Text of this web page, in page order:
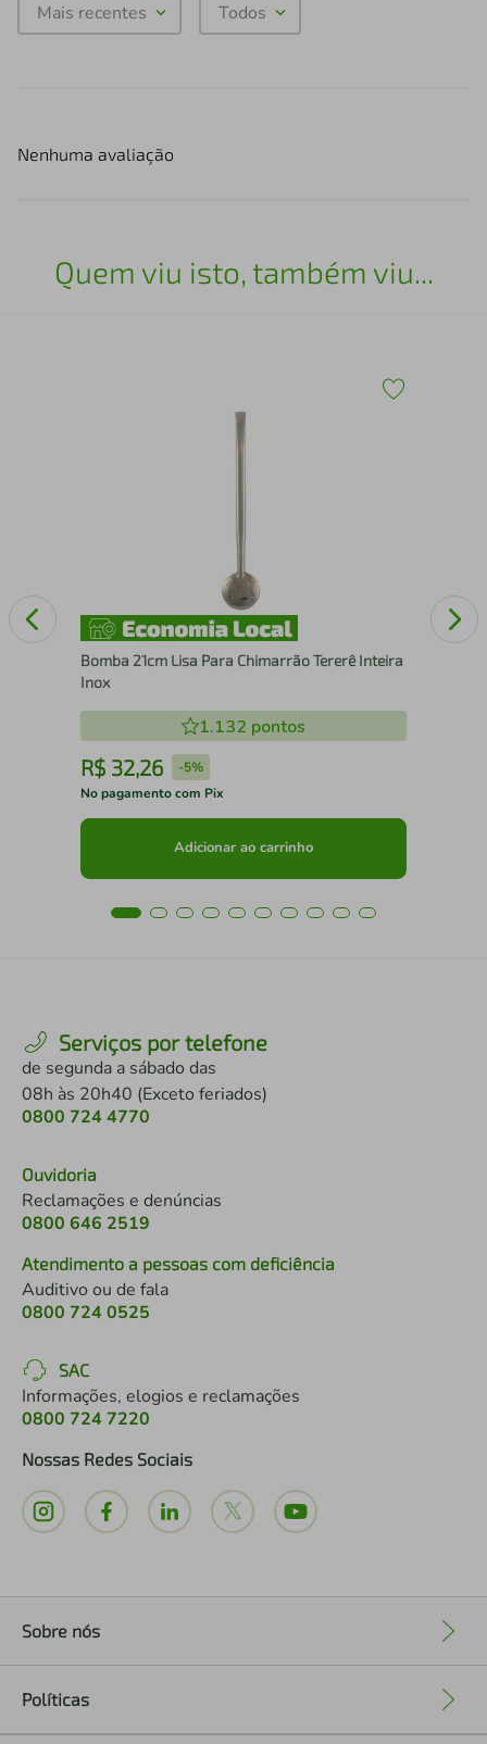
Mais recentes Todos
Nenhuma avaliação
Quem viu isto, também viu...
Bomba 21cm Lisa Para Chimarrão Tererê Inteira
Inox
1.132 pontos
R$ 32,26 -5%
No pagamento com Pix
Adicionar ao carrinho
Serviços por telefone
de segunda a sábado das
08h às 20h40 (Exceto feriados)
0800 724 4770
Ouvidoria
Reclamações e denúncias
0800 646 2519
Atendimento a pessoas com deficiência
Auditivo ou de fala
0800 724 0525
SAC
Informações, elogios e reclamações
0800 724 7220
Nossas Redes Sociais
Sobre nós
Políticas